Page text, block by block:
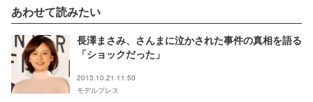
あわせて読みたい
長澤まさみ、さんまに泣かされた事件の真相を語る
「ショックだった」
2013.10.21 11:50
モデルプレス